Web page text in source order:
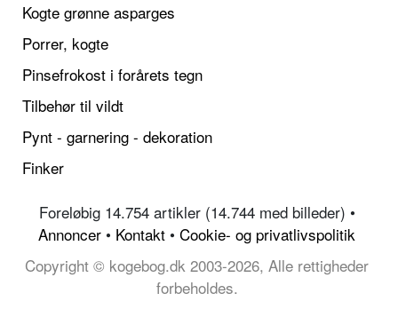
Kogte grønne asparges
Porrer, kogte
Pinsefrokost i forårets tegn
Tilbehør til vildt
Pynt - garnering - dekoration
Finker
Foreløbig 14.754 artikler (14.744 med billeder) •
Annoncer • Kontakt • Cookie- og privatlivspolitik
Copyright © kogebog.dk 2003-2026, Alle rettigheder
forbeholdes.